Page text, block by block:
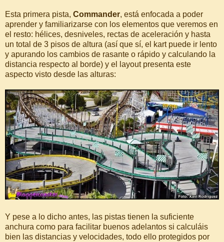
Esta primera pista, Commander, está enfocada a poder
aprender y familiarizarse con los elementos que veremos en
el resto: hélices, desniveles, rectas de aceleración y hasta
un total de 3 pisos de altura (así que sí, el kart puede ir lento
y apurando los cambios de rasante o rápido y calculando la
distancia respecto al borde) y el layout presenta este
aspecto visto desde las alturas:
Y pese a lo dicho antes, las pistas tienen la suficiente
anchura como para facilitar buenos adelantos si calculáis
bien las distancias y velocidades, todo ello protegidos por